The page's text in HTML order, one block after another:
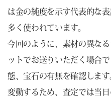
は金の純度を示す代表的な
多く使われています。
今回のように、素材の異な
ットでお送りいただく場合
態、宝石の有無を確認しま
変動するため、査定では当